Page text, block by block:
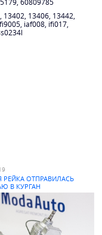
60809785
13406, 13442,
iaf008, ifi017,
РЕЙКА ОТПРАВИЛАСЬ
В КУРГАН